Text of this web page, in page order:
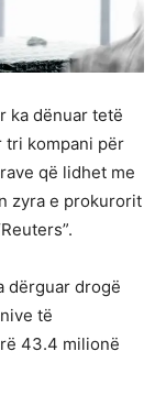
ka dënuar tetë
tri kompani për
që lidhet me
zyra e prokurorit
dërguar drogë
të
43.4 milionë